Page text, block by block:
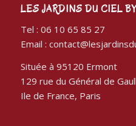
LES JARDINS DU CIEL
Tel : 06 10 65 85 27
Email :
Située à 95120 Ermont
129 rue du Général de
Ile de France, Paris